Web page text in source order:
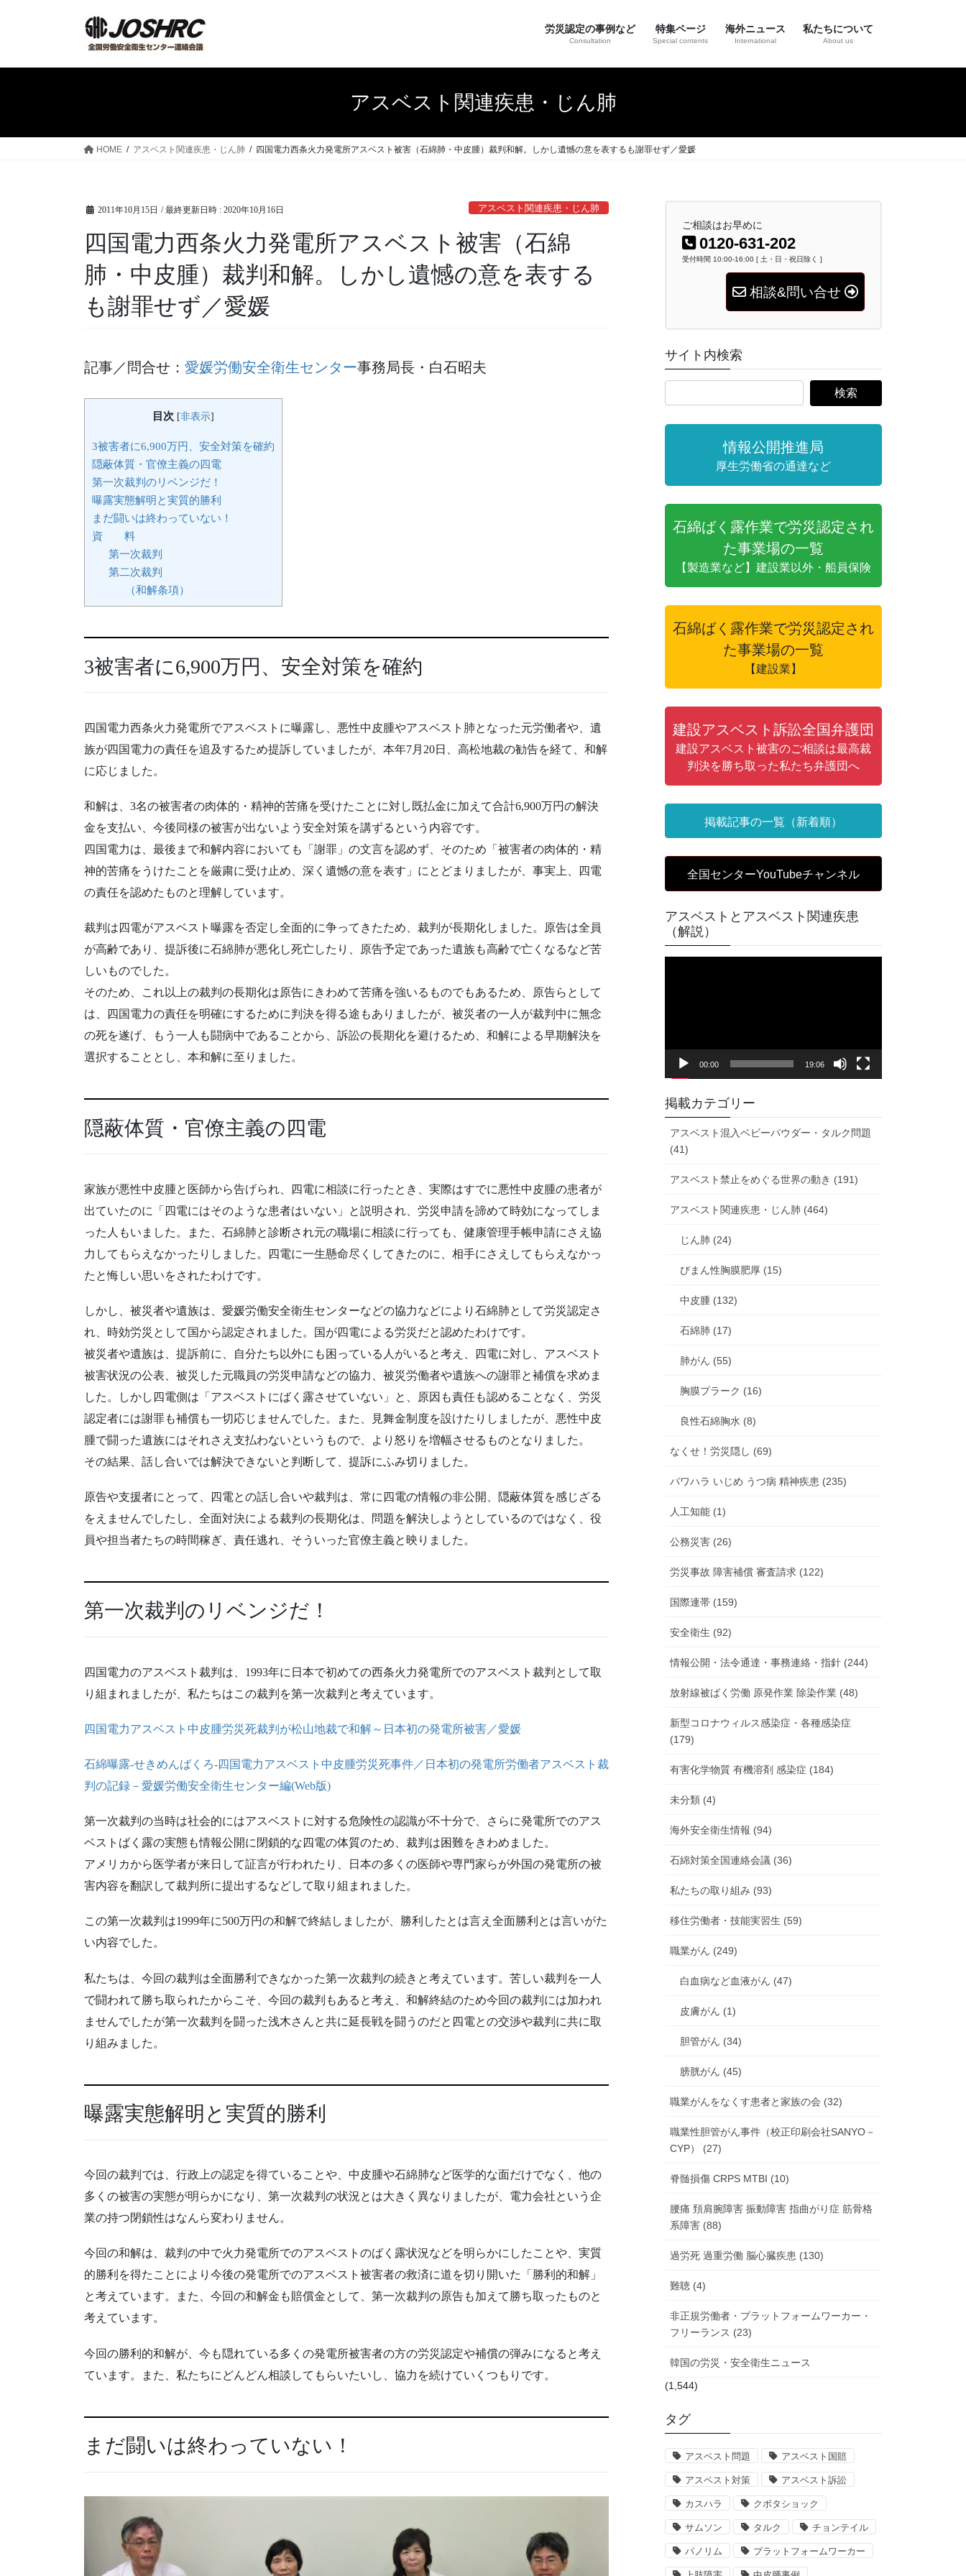
労災認定の事例など
Consultation
特集ページ
Special contents
海外ニュース
International
私たちについて
About us
アスベスト関連疾患・じん肺
HOME アスベスト関連疾患・じん肺 四国電力西条火力発電所アスベスト被害（石綿肺・中皮腫）裁判和解。しかし遺憾の意を表するも謝罪せず／愛媛
2011年10月15日 / 最終更新日時 : 2020年10月16日 アスベスト関連疾患・じん肺
四国電力西条火力発電所アスベスト被害（石綿
肺・中皮腫）裁判和解。しかし遺憾の意を表する
も謝罪せず／愛媛
記事／問合せ： 愛媛労働安全衛生センター事務局長・白石昭夫
目次 [非表示]
3被害者に6,900万円、安全対策を確約
隠蔽体質・官僚主義の四電
第一次裁判のリベンジだ！
曝露実態解明と実質的勝利
まだ闘いは終わっていない！
資 料
第一次裁判
第二次裁判
（和解条項）
3被害者に6,900万円、安全対策を確約
四国電力西条火力発電所でアスベストに曝露し、悪性中皮腫やアスベスト肺となった元労働者や、遺
族が四国電力の責任を追及するため提訴していましたが、本年7月20日、高松地裁の勧告を経て、和解
に応じました。
和解は、3名の被害者の肉体的・精神的苦痛を受けたことに対し既払金に加えて合計6,900万円の解決
金を支払い、今後同様の被害が出ないよう安全対策を講ずるという内容です。
四国電力は、最後まで和解内容においても「謝罪」の文言を認めず、そのため「被害者の肉体的・精
神的苦痛をうけたことを厳粛に受け止め、深く遺憾の意を表す」にとどまりましたが、事実上、四電
の責任を認めたものと理解しています。
裁判は四電がアスベスト曝露を否定し全面的に争ってきたため、裁判が長期化しました。原告は全員
が高齢であり、提訴後に石綿肺が悪化し死亡したり、原告予定であった遺族も高齢で亡くなるなど苦
しいものでした。
そのため、これ以上の裁判の長期化は原告にきわめて苦痛を強いるものでもあるため、原告らとして
は、四国電力の責任を明確にするために判決を得る途もありましたが、被災者の一人が裁判中に無念
の死を遂げ、もう一人も闘病中であることから、訴訟の長期化を避けるため、和解による早期解決を
選択することとし、本和解に至りました。
隠蔽体質・官僚主義の四電
家族が悪性中皮腫と医師から告げられ、四電に相談に行ったとき、実際はすでに悪性中皮腫の患者が
出ていたのに「四電にはそのような患者はいない」と説明され、労災申請を諦めて時効になってしま
った人もいました。また、石綿肺と診断され元の職場に相談に行っても、健康管理手帳申請にさえ協
力してもらえなかったりしました。四電に一生懸命尽くしてきたのに、相手にさえしてもらえなかっ
たと悔しい思いをされたわけです。
しかし、被災者や遺族は、愛媛労働安全衛生センターなどの協力などにより石綿肺として労災認定さ
れ、時効労災として国から認定されました。国が四電による労災だと認めたわけです。
被災者や遺族は、提訴前に、自分たち以外にも困っている人がいると考え、四電に対し、アスベスト
被害状況の公表、被災した元職員の労災申請などの協力、被災労働者や遺族への謝罪と補償を求めま
した。しかし四電側は「アスベストにばく露させていない」と、原因も責任も認めることなく、労災
認定者には謝罪も補償も一切応じませんでした。また、見舞金制度を設けたりしましたが、悪性中皮
腫で闘った遺族にはそれさえ支払わないというもので、より怒りを増幅させるものとなりました。
その結果、話し合いでは解決できないと判断して、提訴にふみ切りました。
原告や支援者にとって、四電との話し合いや裁判は、常に四電の情報の非公開、隠蔽体質を感じざる
をえませんでしたし、全面対決による裁判の長期化は、問題を解決しようとしているのではなく、役
員や担当者たちの時間稼ぎ、責任逃れ、そういった官僚主義と映りました。
第一次裁判のリベンジだ！
四国電力のアスベスト裁判は、1993年に日本で初めての西条火力発電所でのアスベスト裁判として取
り組まれましたが、私たちはこの裁判を第一次裁判と考えています。
四国電力アスベスト中皮腫労災死裁判が松山地裁で和解～日本初の発電所被害／愛媛
石綿曝露-せきめんばくろ-四国電力アスベスト中皮腫労災死事件／日本初の発電所労働者アスベスト裁
判の記録－愛媛労働安全衛生センター編(Web版)
第一次裁判の当時は社会的にはアスベストに対する危険性の認識が不十分で、さらに発電所でのアス
ベストばく露の実態も情報公開に閉鎖的な四電の体質のため、裁判は困難をきわめました。
アメリカから医学者が来日して証言が行われたり、日本の多くの医師や専門家らが外国の発電所の被
害内容を翻訳して裁判所に提出するなどして取り組まれました。
この第一次裁判は1999年に500万円の和解で終結しましたが、勝利したとは言え全面勝利とは言いがた
い内容でした。
私たちは、今回の裁判は全面勝利できなかった第一次裁判の続きと考えています。苦しい裁判を一人
で闘われて勝ち取られたからこそ、今回の裁判もあると考え、和解終結のため今回の裁判には加われ
ませんでしたが第一次裁判を闘った浅木さんと共に延長戦を闘うのだと四電との交渉や裁判に共に取
り組みました。
曝露実態解明と実質的勝利
今回の裁判では、行政上の認定を得ていることや、中皮腫や石綿肺など医学的な面だけでなく、他の
多くの被害の実態が明らかになり、第一次裁判の状況とは大きく異なりましたが、電力会社という企
業の持つ閉鎖性はなんら変わりません。
今回の和解は、裁判の中で火力発電所でのアスベストのばく露状況などを明らかにしたことや、実質
的勝利を得たことにより今後の発電所でのアスベスト被害者の救済に道を切り開いた「勝利的和解」
と考えています。また、今回の和解金も賠償金として、第一次裁判の原告も加えて勝ち取ったものと
考えています。
今回の勝利的和解が、今も隠れている多くの発電所被害者の方の労災認定や補償の弾みになると考え
ています。また、私たちにどんどん相談してもらいたいし、協力を続けていくつもりです。
まだ闘いは終わっていない！
ご相談はお早めに
0120-631-202
受付時間 10:00-16:00 [ 土・日・祝日除く ]
相談&問い合せ
サイト内検索
情報公開推進局
厚生労働省の通達など
石綿ばく露作業で労災認定され
た事業場の一覧
【製造業など】建設業以外・船員保険
石綿ばく露作業で労災認定され
た事業場の一覧
【建設業】
建設アスベスト訴訟全国弁護団
建設アスベスト被害のご相談は最高裁
判決を勝ち取った私たち弁護団へ
掲載記事の一覧（新着順）
全国センターYouTubeチャンネル
アスベストとアスベスト関連疾患
（解説）
ヤ
00:00 19:06
掲載カテゴリー
アスベスト混入ベビーパウダー・タルク問題
(41)
アスベスト禁止をめぐる世界の動き (191)
アスベスト関連疾患・じん肺 (464)
じん肺 (24)
びまん性胸膜肥厚 (15)
中皮腫 (132)
石綿肺 (17)
肺がん (55)
胸膜プラーク (16)
良性石綿胸水 (8)
なくせ！労災隠し (69)
パワハラ いじめ うつ病 精神疾患 (235)
人工知能 (1)
公務災害 (26)
労災事故 障害補償 審査請求 (122)
国際連帯 (159)
安全衛生 (92)
情報公開・法令通達・事務連絡・指針 (244)
放射線被ばく労働 原発作業 除染作業 (48)
新型コロナウィルス感染症・各種感染症
(179)
有害化学物質 有機溶剤 感染症 (184)
未分類 (4)
海外安全衛生情報 (94)
石綿対策全国連絡会議 (36)
私たちの取り組み (93)
移住労働者・技能実習生 (59)
職業がん (249)
白血病など血液がん (47)
皮膚がん (1)
胆管がん (34)
膀胱がん (45)
職業がんをなくす患者と家族の会 (32)
職業性胆管がん事件（校正印刷会社SANYO－
CYP） (27)
脊髄損傷 CRPS MTBI (10)
腰痛 頚肩腕障害 振動障害 指曲がり症 筋骨格
系障害 (88)
過労死 過重労働 脳心臓疾患 (130)
難聴 (4)
非正規労働者・プラットフォームワーカー・
フリーランス (23)
韓国の労災・安全衛生ニュース
(1,544)
タグ
アスベスト問題 アスベスト国賠
アスベスト対策 アスベスト訴訟
カスハラ クボタショック
サムソン タルク チョンテイル
パノリム プラットフォームワーカー